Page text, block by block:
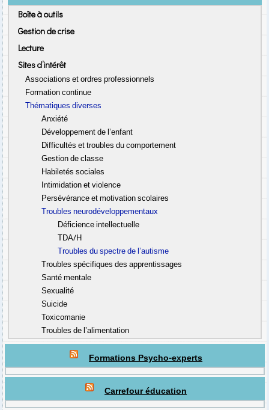
Boîte à outils
Gestion de crise
Lecture
Sites d’intérêt
Associations et ordres professionnels
Formation continue
Thématiques diverses
Anxiété
Développement de l’enfant
Difficultés et troubles du comportement
Gestion de classe
Habiletés sociales
Intimidation et violence
Persévérance et motivation scolaires
Troubles neurodéveloppementaux
Déficience intellectuelle
TDA/H
Troubles du spectre de l’autisme
Troubles spécifiques des apprentissages
Santé mentale
Sexualité
Suicide
Toxicomanie
Troubles de l’alimentation
Formations Psycho-experts
Carrefour éducation